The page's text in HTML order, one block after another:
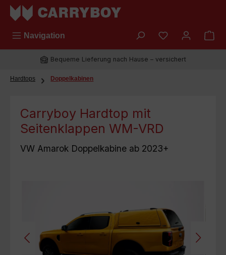
Zum Hauptinhalt springen
Navigation Du hast 0
Bequeme Lieferung nach Hause – versichert
Hardtops Doppelkabinen
Carryboy Hardtop mit
Seitenklappen WM-VRD
VW Amarok Doppelkabine ab 2023+